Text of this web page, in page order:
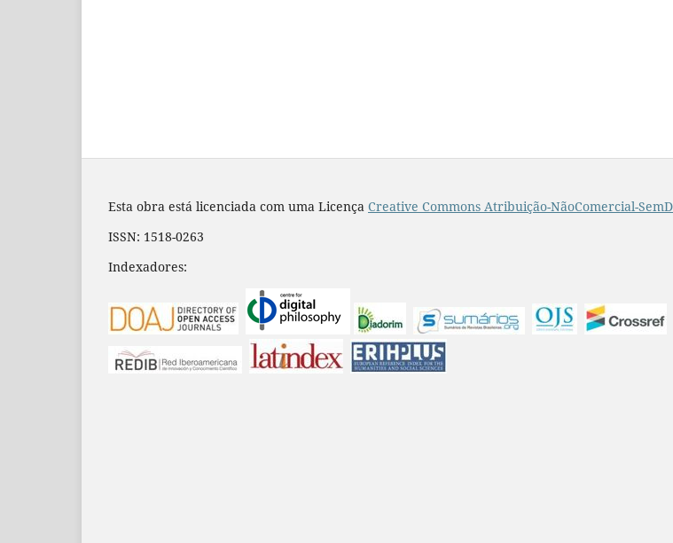
Esta obra está licenciada com uma Licença Creative Commons Atribuição-NãoComercial-
ISSN: 1518-0263
Indexadores: